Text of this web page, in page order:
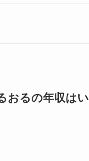
おるの年収は